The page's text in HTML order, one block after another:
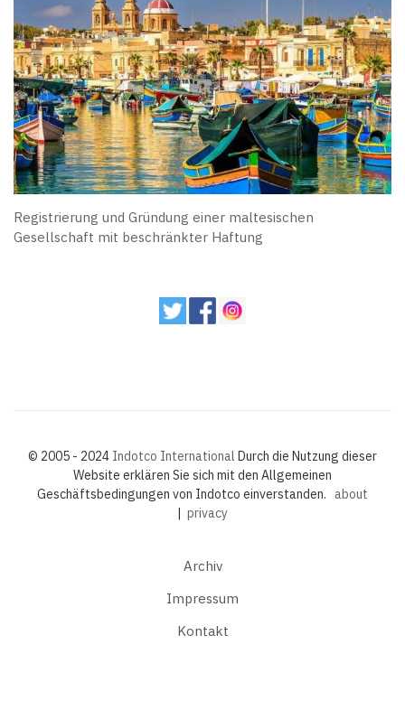
Registrierung und Gründung einer maltesischen
Gesellschaft mit beschränkter Haftung
© 2005 - 2024 Indotco International Durch die Nutzung dieser
Website erklären Sie sich mit den Allgemeinen
Geschäftsbedingungen von Indotco einverstanden. about
privacy
Archiv
Impressum
Kontakt